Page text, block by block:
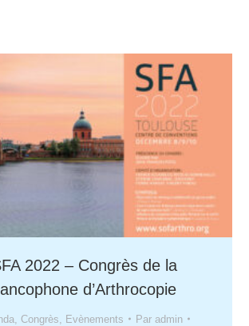
2022 – Congrès de la
d’Arthrocopie
Congrès Evènements Par admin